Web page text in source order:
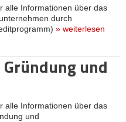
alle Informationen über das
durch
» weiterlesen
und
alle Informationen über das
und